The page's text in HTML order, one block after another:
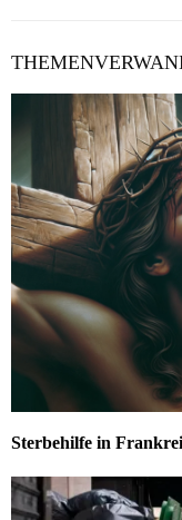
Sterbehilfe in